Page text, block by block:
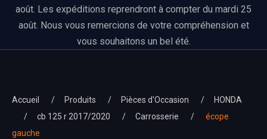
août. Les expéditions reprendront à compter du mardi 25
août. Nous vous remercions de votre compréhension et
vous souhaitons un bel été.
Accueil Produits Pièces d'Occasion
HONDA
cb 125 r 2017/2020
Carrosserie
écope
gauche